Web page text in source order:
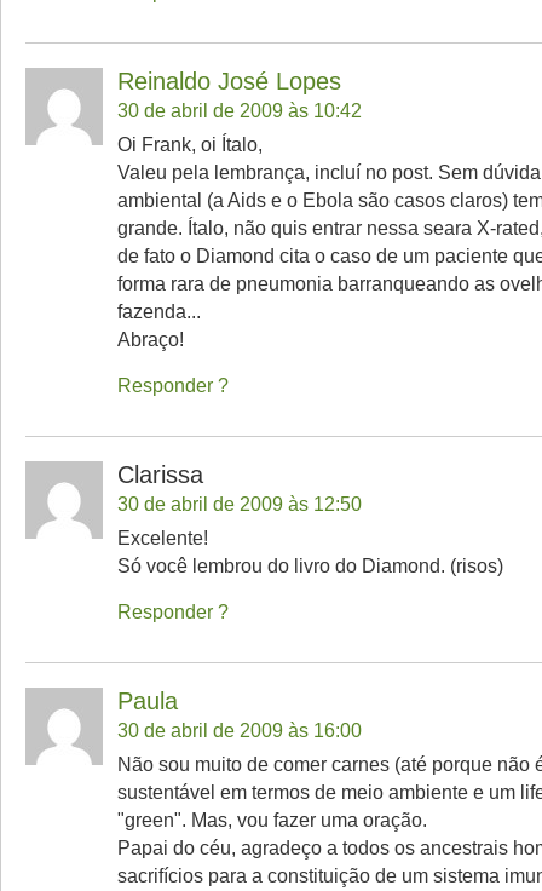
Reinaldo José Lopes
30 de abril de 2009 às 10:42
Oi Frank, oi Ítalo,
Valeu pela lembrança, incluí no post. Sem
ambiental (a Aids e o Ebola são casos claros)
grande. Ítalo, não quis entrar nessa seara X-
de fato o Diamond cita o caso de um paciente
forma rara de pneumonia barranqueando as
fazenda...
Abraço!
Responder
Clarissa
30 de abril de 2009 às 12:50
Excelente!
Só você lembrou do livro do Diamond. (risos)
Responder
Paula
30 de abril de 2009 às 16:00
Não sou muito de comer carnes (até porque não
sustentável em termos de meio ambiente e um
"green". Mas, vou fazer uma oração.
Papai do céu, agradeço a todos os ancestrais
sacrifícios para a constituição de um sistema